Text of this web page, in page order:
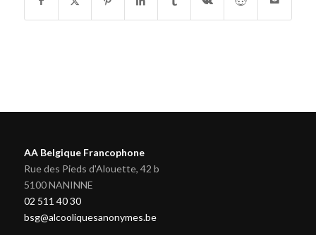
AA Belgique Francophone
Rue des Pieds d'Alouette, 42 b
5100 NANINNE
02 511 40 30
bsg@alcooliquesanonymes.be